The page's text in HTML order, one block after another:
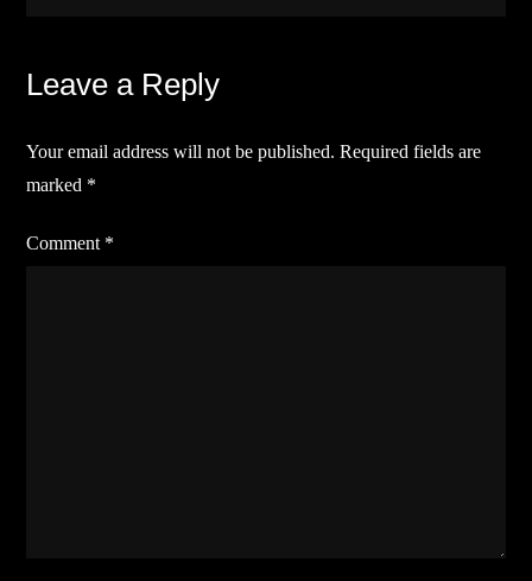
Leave a Reply
Your email address will not be published. Required fields are
marked *
Comment *